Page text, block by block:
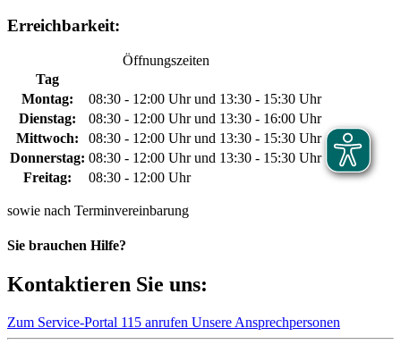
Erreichbarkeit:
Öffnungszeiten
Tag
Montag:
08:30 - 12:00 Uhr und 13:30 - 15:30 Uhr
Dienstag:
08:30 - 12:00 Uhr und 13:30 - 16:00 Uhr
Mittwoch:
08:30 - 12:00 Uhr und 13:30 - 15:30 Uhr
Donnerstag: 08:30 - 12:00 Uhr und 13:30 - 15:30 Uhr
Freitag:
08:30 - 12:00 Uhr
sowie nach Terminvereinbarung
Sie brauchen Hilfe?
Kontaktieren Sie uns:
Zum Service-Portal 115 anrufen Unsere Ansprechpersonen